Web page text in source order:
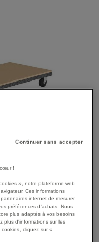
50 x 20 mm.
25 mm.
gris martelé.
Continuer sans accepter
!
», notre plateforme web
Ces informations
internet de mesurer
préférences d'achats. Nous
plus adaptés à vos besoins
plus d'informations sur les
cliquez sur «